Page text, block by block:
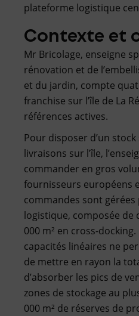
plateforme logistique
Contexte et
Mr Bricolage, enseigne
rénovation et de
et du jardin, compte
franchise sur l’île de La
références actives.
Pour disposer d’un
livraisons sur l’île,
commander en gros
fournisseurs européens
commandes sont
logistique, composée de
000 m² en cross-
capacités linéaires ne
de mettre en rayon la
d’absorber les pics de
zones de stockage au
000 m² de réserves de